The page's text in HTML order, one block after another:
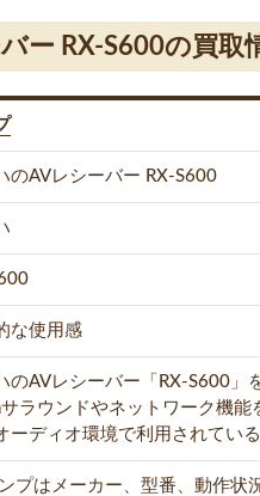
ー RX-S600の買取
のAVレシーバー RX-S600
な使用感
のAVレシーバー「RX-S600」
ラウンドやネットワーク機
ーディオ環境で利用されている
プはメーカー、型番、動作状